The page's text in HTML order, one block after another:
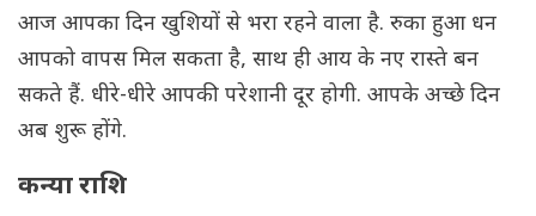
आज आपका दिन खुशियों से भरा रहने वाला है. रुका हुआ धन
आपको वापस मिल सकता है, साथ ही आय के नए रास्ते बन
सकते हैं. धीरे-धीरे आपकी परेशानी दूर होगी. आपके अच्छे दिन
अब शुरू होंगे.
कन्या राशि